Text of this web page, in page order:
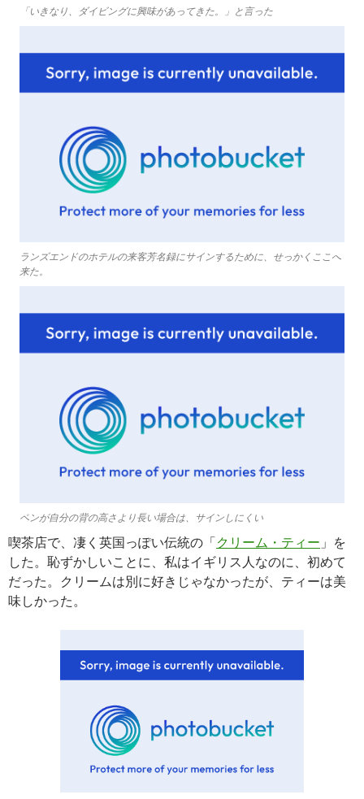
「いきなり、ダイビングに興味があってきた。」と言った
ランズエンドのホテルの来客芳名録にサインするために、せっかくここへ
来た。
ペンが自分の背の高さより長い場合は、サインしにくい
喫茶店で、凄く英国っぽい伝統の「クリーム・ティー 」を
した。恥ずかしいことに、私はイギリス人なのに、初めて
だった。クリームは別に好きじゃなかったが、ティーは美
味しかった。